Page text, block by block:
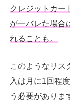
クレジットカー
が一バレた場合
れることも。
このようなリス
入は月に1回程
う必要がありま